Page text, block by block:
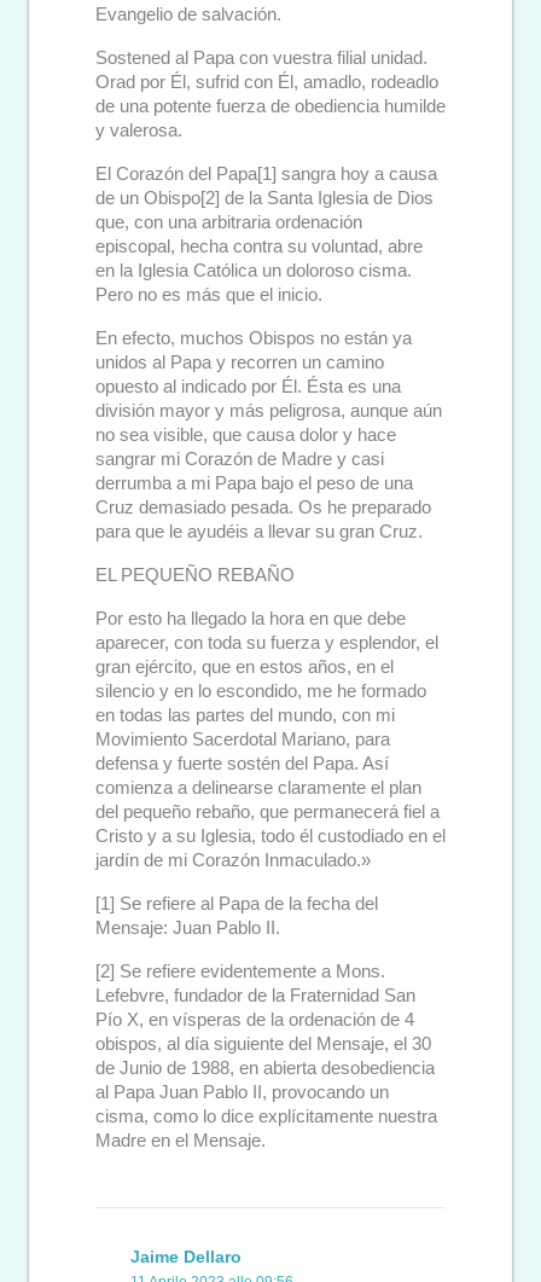
Evangelio de salvación.
Sostened al Papa con vuestra filial unidad.
Orad por Él, sufrid con Él, amadlo, rodeadlo
de una potente fuerza de obediencia humilde
y valerosa.
El Corazón del Papa[1] sangra hoy a causa
de un Obispo[2] de la Santa Iglesia de Dios
que, con una arbitraria ordenación
episcopal, hecha contra su voluntad, abre
en la Iglesia Católica un doloroso cisma.
Pero no es más que el inicio.
En efecto, muchos Obispos no están ya
unidos al Papa y recorren un camino
opuesto al indicado por Él. Ésta es una
división mayor y más peligrosa, aunque aún
no sea visible, que causa dolor y hace
sangrar mi Corazón de Madre y casi
derrumba a mi Papa bajo el peso de una
Cruz demasiado pesada. Os he preparado
para que le ayudéis a llevar su gran Cruz.
EL PEQUEÑO REBAÑO
Por esto ha llegado la hora en que debe
aparecer, con toda su fuerza y esplendor, el
gran ejército, que en estos años, en el
silencio y en lo escondido, me he formado
en todas las partes del mundo, con mi
Movimiento Sacerdotal Mariano, para
defensa y fuerte sostén del Papa. Así
comienza a delinearse claramente el plan
del pequeño rebaño, que permanecerá fiel a
Cristo y a su Iglesia, todo él custodiado en el
jardín de mi Corazón Inmaculado.»
[1] Se refiere al Papa de la fecha del
Mensaje: Juan Pablo II.
[2] Se refiere evidentemente a Mons.
Lefebvre, fundador de la Fraternidad San
Pío X, en vísperas de la ordenación de 4
obispos, al día siguiente del Mensaje, el 30
de Junio de 1988, en abierta desobediencia
al Papa Juan Pablo II, provocando un
cisma, como lo dice explícitamente nuestra
Madre en el Mensaje.
Jaime Dellaro